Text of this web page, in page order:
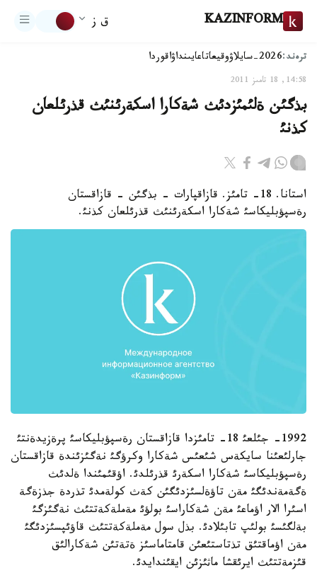
KAZINFORM ق ز
ترەند:2026-سايلاۋ وقيعاتاعايىنداۋاقوردا
14:58, 18 تامىز 2011
بذگئن ةلئمئزدئث شةكارا اسكةرئنئث قذرئلعان
كذنئ
استانا. 18- تامئز. قازاقپارات - بذگئن - قازاقستان
رةسپؤبليكاسئ شةكارا اسكةرئنئث قذرئلعان كذنئ.
1992- جئلعئ 18- تامئزدا قازاقستان رةسپؤبليكاسئ پرةزيدةنتئ
جارلئعئنا سايكةس شئعئس شةكارا وكرؤگئ نةگئزئندة قازاقستان
رةسپؤبليكاسئ شةكارا اسكةرئ قذرئلدئ. اؤقئمئندا ةلدئث
ةگةمةندئگئ مةن تاؤةلسئزدئگئن كةث كولةمدئ تذردة جذزةگة
اسئرا الار اؤماعئ مةن شةكاراسئ بولؤئ مةملةكةتتئث نةگئزگئ
بةلگئسئ بولئپ تابئلادئ. بذل سول مةملةكةتتئث قاؤئپسئزدئگئ
مةن اؤماقتئق تذتاستئعئن قامتاماسئز ةتةتئن شةكارالئق
قئزمةتتئث ايرئقشا ماثئزئن ايقئندايدئ.